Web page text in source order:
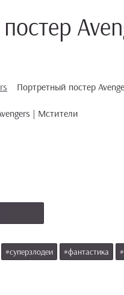
Портретный постер
#суперзлодеи #фантастика